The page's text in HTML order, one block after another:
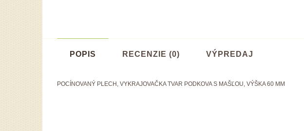
POPIS RECENZIE (0) VÝPREDAJ
POCÍNOVANÝ PLECH, VYKRAJOVAČKA TVAR PODKOVA S MAŠĽOU, VÝŠKA 60 MM